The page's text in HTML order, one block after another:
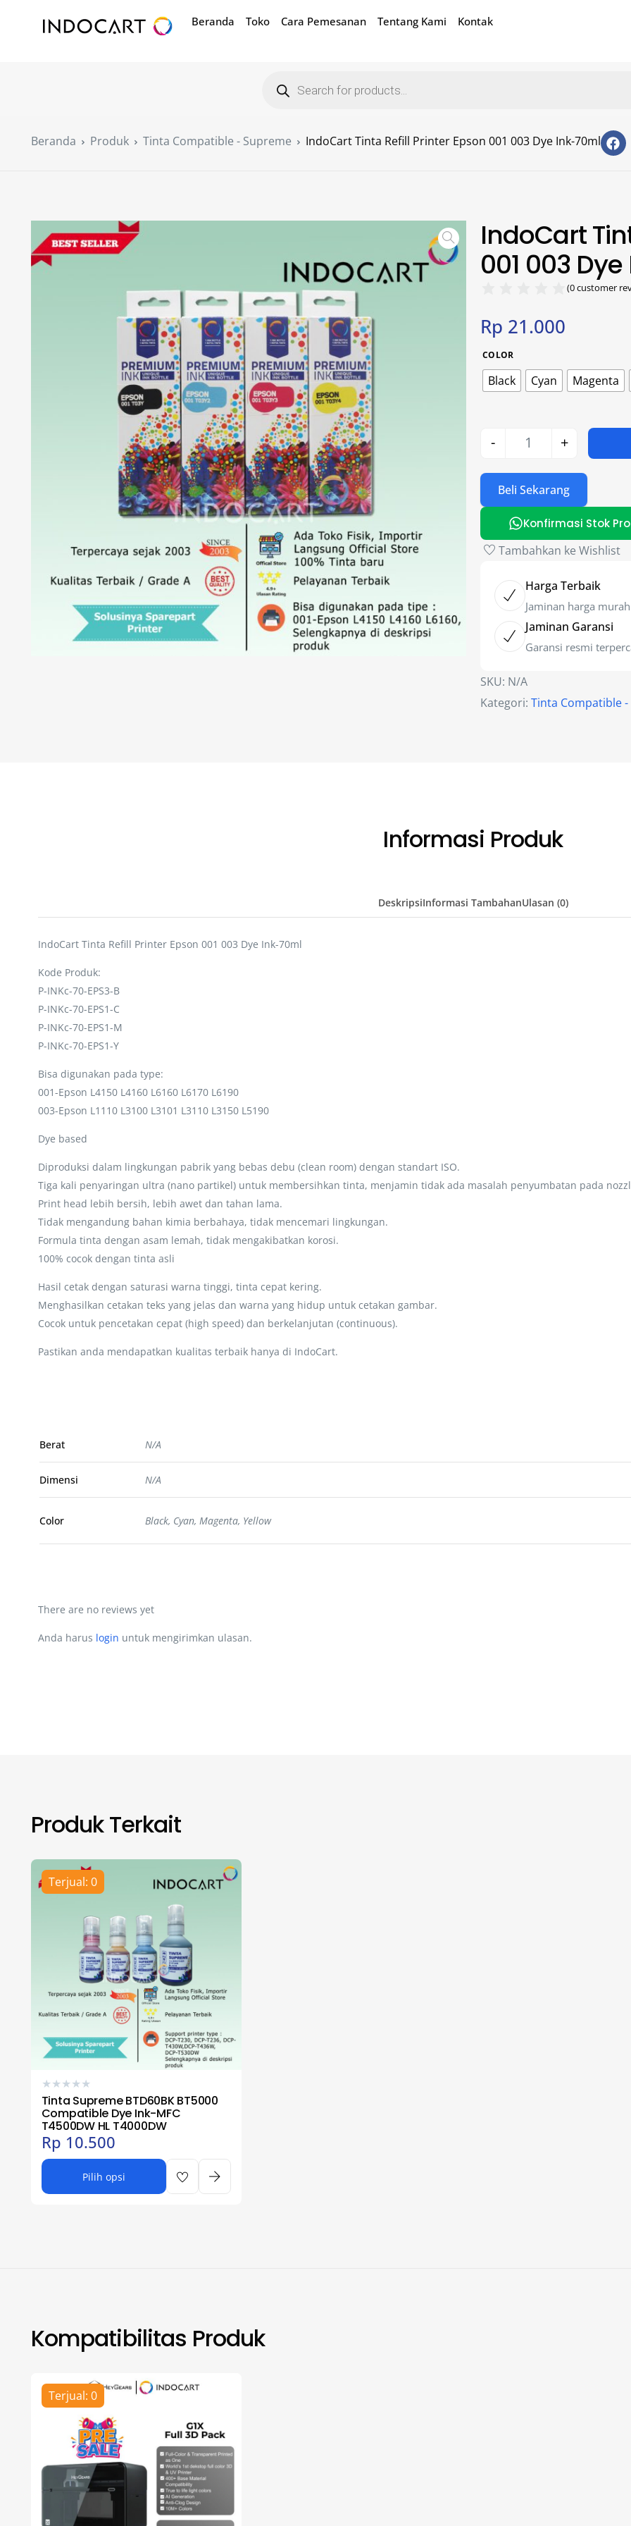
Beranda Toko Cara Pemesanan Tentang Kami Kontak
Beranda Produk Tinta Compatible - Supreme IndoCart Tinta Refill Printer Epson 001 003 Dye Ink-70ml
IndoCart
001 003
(0customer
Rp 21.000
COLOR
Black Cyan Magenta
- +
Beli Sekarang
Konfirmasi Stok
Tambahkan ke Wishlist
Harga Terbaik
Jaminan harga murah
Jaminan Garansi
Garansi resmi
SKU: N/A
Kategori: Tinta Compatible
Informasi Produk
DeskripsiInformasi TambahanUlasan (0)
IndoCart Tinta Refill Printer Epson 001 003 Dye Ink-70ml
Kode Produk:
P-INKc-70-EPS3-B
P-INKc-70-EPS1-C
P-INKc-70-EPS1-M
P-INKc-70-EPS1-Y
Bisa digunakan pada type:
001-Epson L4150 L4160 L6160 L6170 L6190
003-Epson L1110 L3100 L3101 L3110 L3150 L5190
Dye based
Diproduksi dalam lingkungan pabrik yang bebas debu (clean room) dengan standart ISO.
Tiga kali penyaringan ultra (nano partikel) untuk membersihkan tinta, menjamin tidak ada masalah penyumbatan pada
Print head lebih bersih, lebih awet dan tahan lama.
Tidak mengandung bahan kimia berbahaya, tidak mencemari lingkungan.
Formula tinta dengan asam lemah, tidak mengakibatkan korosi.
100% cocok dengan tinta asli
Hasil cetak dengan saturasi warna tinggi, tinta cepat kering.
Menghasilkan cetakan teks yang jelas dan warna yang hidup untuk cetakan gambar.
Cocok untuk pencetakan cepat (high speed) dan berkelanjutan (continuous).
Pastikan anda mendapatkan kualitas terbaik hanya di IndoCart.
Berat N/A
Dimensi N/A
Color Black, Cyan, Magenta, Yellow
There are no reviews yet
Anda harus login untuk mengirimkan ulasan.
Produk Terkait
Terjual: 0
★★★★★
Tinta Supreme BTD60BK BT5000
Compatible Dye Ink-MFC
T4500DW HL T4000DW
Rp 10.500
Pilih opsi
Kompatibilitas Produk
Terjual: 0